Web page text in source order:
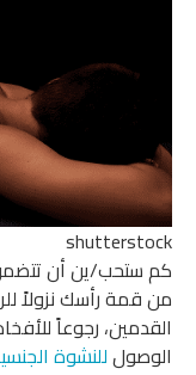
shutterstock
كم ستحب/ين أن
من قمة رأسك نزولاً
القدمين، رجوعاً
الوصولللنشوة